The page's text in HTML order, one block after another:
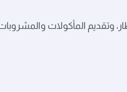
وتقديم المأكولات